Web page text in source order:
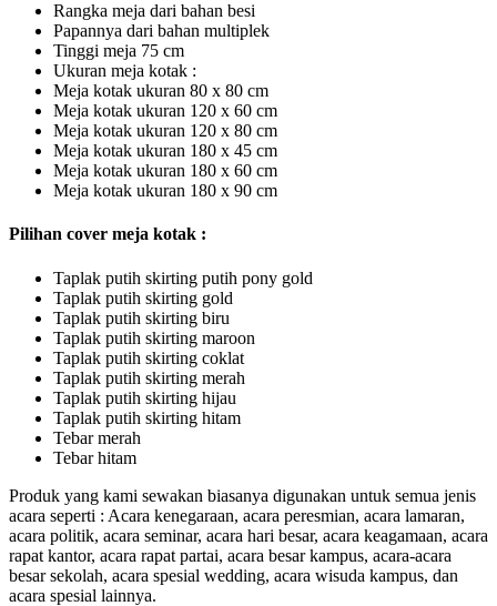
Rangka meja dari bahan besi
Papannya dari bahan multiplek
Tinggi meja 75 cm
Ukuran meja kotak :
Meja kotak ukuran 80 x 80 cm
Meja kotak ukuran 120 x 60 cm
Meja kotak ukuran 120 x 80 cm
Meja kotak ukuran 180 x 45 cm
Meja kotak ukuran 180 x 60 cm
Meja kotak ukuran 180 x 90 cm
Pilihan cover meja kotak :
Taplak putih skirting putih pony gold
Taplak putih skirting gold
Taplak putih skirting biru
Taplak putih skirting maroon
Taplak putih skirting coklat
Taplak putih skirting merah
Taplak putih skirting hijau
Taplak putih skirting hitam
Tebar merah
Tebar hitam
Produk yang kami sewakan biasanya digunakan untuk semua jenis
acara seperti : Acara kenegaraan, acara peresmian, acara lamaran,
acara politik, acara seminar, acara hari besar, acara keagamaan, acara
rapat kantor, acara rapat partai, acara besar kampus, acara-acara
besar sekolah, acara spesial wedding, acara wisuda kampus, dan
acara spesial lainnya.